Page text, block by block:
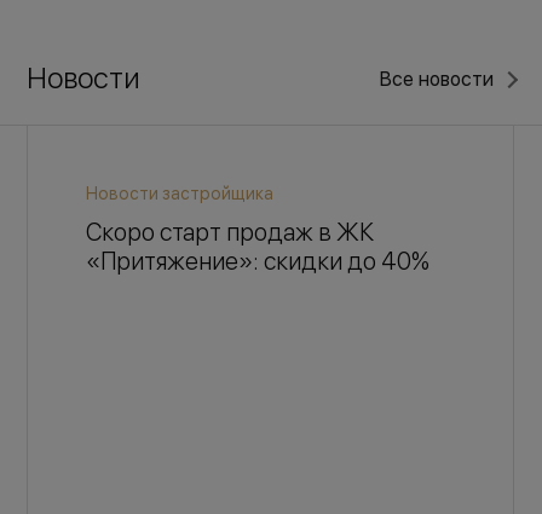
Новости Все новости
Новости застройщика
Скоро старт продаж в ЖК
«Притяжение»: скидки до 40%